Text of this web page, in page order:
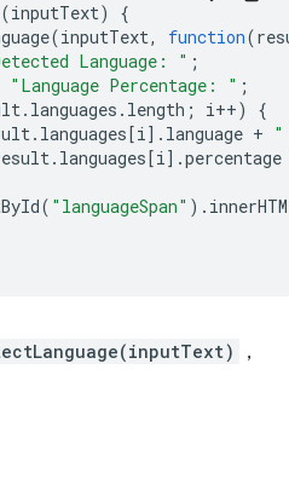
(inputText)
{
(inputText, function(
Language: " ;
"Language Percentage: " ;
. languages . length ; i++)
{
. languages [i]. language +
. languages [i].percentage
( "languageSpan" ).
，